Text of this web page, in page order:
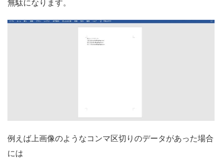
無駄になります。
例えば上画像のようなコンマ区切りのデータがあった場合
には